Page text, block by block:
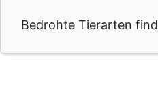
Bedrohte Tierarten